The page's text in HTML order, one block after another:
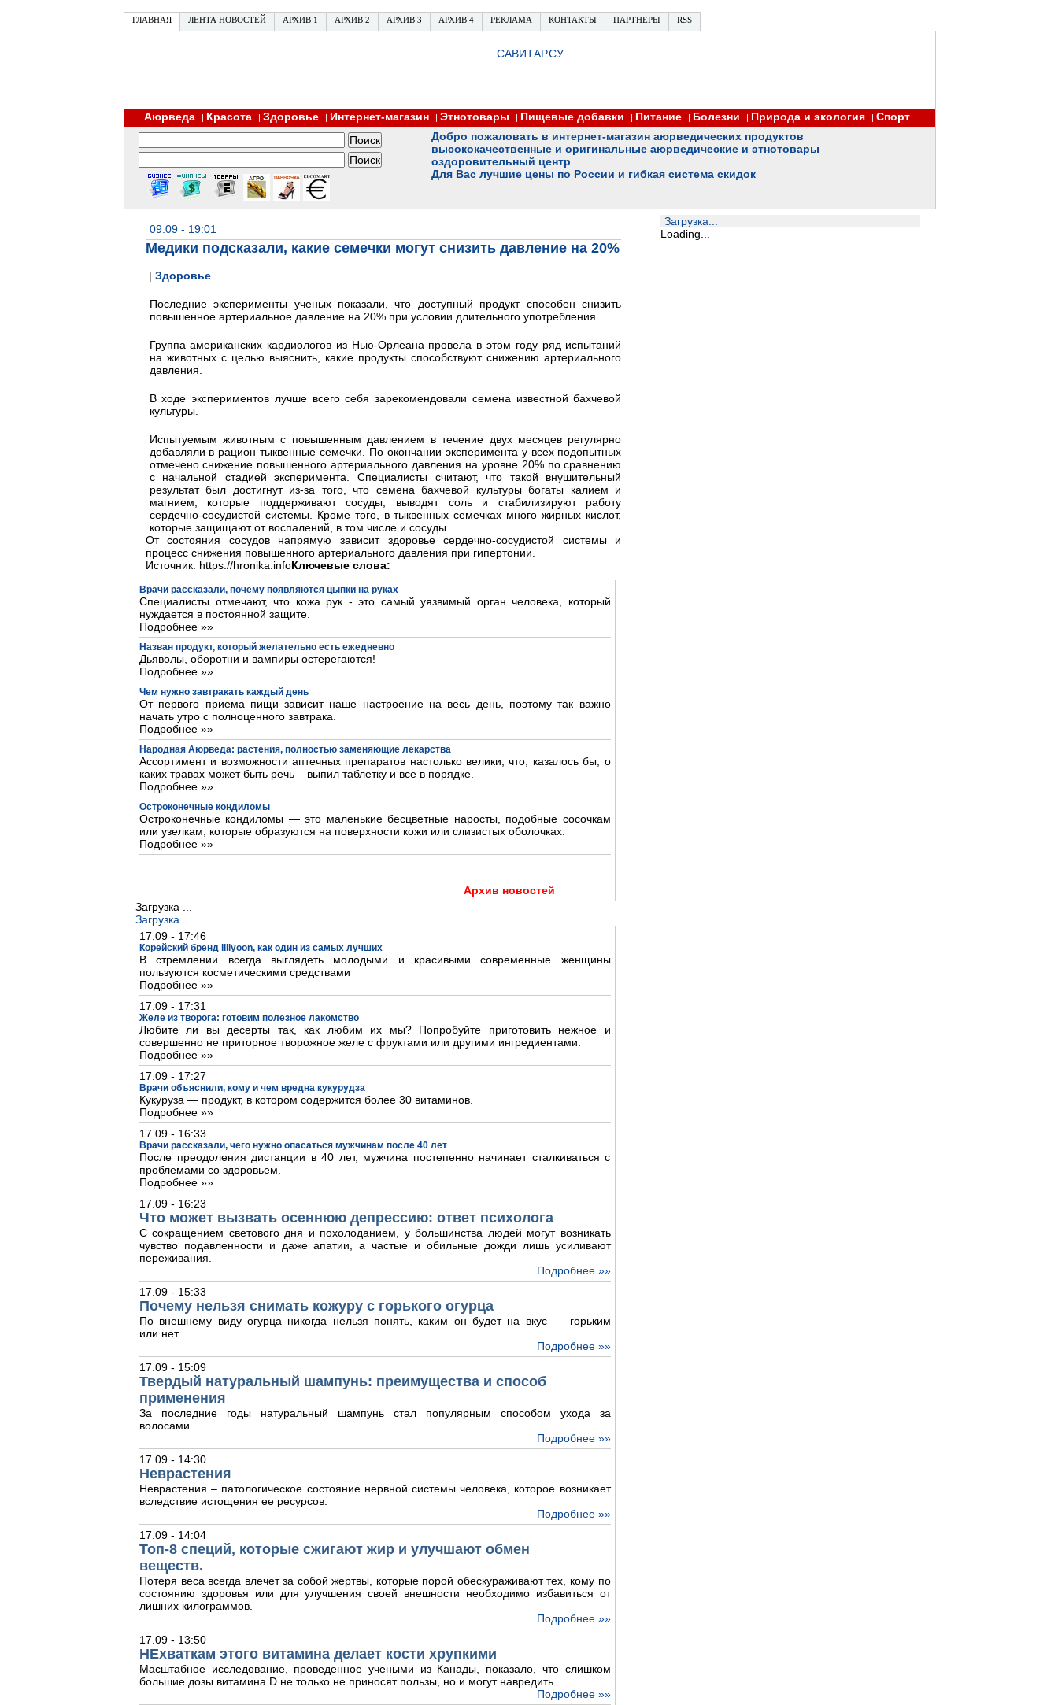
ГЛАВНАЯ ЛЕНТА НОВОСТЕЙ АРХИВ 1 АРХИВ 2 АРХИВ 3 АРХИВ 4 РЕКЛАМА КОНТАКТЫ ПАРТНЕРЫ RSS
САВИТАР.СУ
Аюрведа | Красота | Здоровье | Интернет-магазин | Этнотовары | Пищевые добавки | Питание | Болезни | Природа и экология | Спорт
Добро пожаловать в интернет-магазин аюрведических продуктов
высококачественные и оригинальные аюрведические и этнотовары
оздоровительный центр
Для Вас лучшие цены по России и гибкая система скидок
09.09 - 19:01
Медики подсказали, какие семечки могут снизить давление на 20%
| Здоровье
Последние эксперименты ученых показали, что доступный продукт способен снизить
повышенное артериальное давление на 20% при условии длительного употребления.
Группа американских кардиологов из Нью-Орлеана провела в этом году ряд испытаний
на животных с целью выяснить, какие продукты способствуют снижению артериального
давления.
В ходе экспериментов лучше всего себя зарекомендовали семена известной бахчевой
культуры.
Испытуемым животным с повышенным давлением в течение двух месяцев регулярно
добавляли в рацион тыквенные семечки. По окончании эксперимента у всех подопытных
отмечено снижение повышенного артериального давления на уровне 20% по сравнению
с начальной стадией эксперимента. Специалисты считают, что такой внушительный
результат был достигнут из-за того, что семена бахчевой культуры богаты калием и
магнием, которые поддерживают сосуды, выводят соль и стабилизируют работу
сердечно-сосудистой системы. Кроме того, в тыквенных семечках много жирных кислот,
которые защищают от воспалений, в том числе и сосуды.
От состояния сосудов напрямую зависит здоровье сердечно-сосудистой системы и
процесс снижения повышенного артериального давления при гипертонии.
Источник: https://hronika.infoКлючевые слова:
Врачи рассказали, почему появляются цыпки на руках
Специалисты отмечают, что кожа рук - это самый уязвимый орган человека, который
нуждается в постоянной защите.
Подробнее »»
Назван продукт, который желательно есть ежедневно
Дьяволы, оборотни и вампиры остерегаются!
Подробнее »»
Чем нужно завтракать каждый день
От первого приема пищи зависит наше настроение на весь день, поэтому так важно
начать утро с полноценного завтрака.
Подробнее »»
Народная Аюрведа: растения, полностью заменяющие лекарства
Ассортимент и возможности аптечных препаратов настолько велики, что, казалось бы, о
каких травах может быть речь – выпил таблетку и все в порядке.
Подробнее »»
Остроконечные кондиломы
Остроконечные кондиломы — это маленькие бесцветные наросты, подобные сосочкам
или узелкам, которые образуются на поверхности кожи или слизистых оболочках.
Подробнее »»
Архив новостей
Загрузка ...
Загрузка...
17.09 - 17:46
Корейский бренд illiyoon, как один из самых лучших
В стремлении всегда выглядеть молодыми и красивыми современные женщины
пользуются косметическими средствами
Подробнее »»
17.09 - 17:31
Желе из творога: готовим полезное лакомство
Любите ли вы десерты так, как любим их мы? Попробуйте приготовить нежное и
совершенно не приторное творожное желе с фруктами или другими ингредиентами.
Подробнее »»
17.09 - 17:27
Врачи объяснили, кому и чем вредна кукурудза
Кукуруза — продукт, в котором содержится более 30 витаминов.
Подробнее »»
17.09 - 16:33
Врачи рассказали, чего нужно опасаться мужчинам после 40 лет
После преодоления дистанции в 40 лет, мужчина постепенно начинает сталкиваться с
проблемами со здоровьем.
Подробнее »»
17.09 - 16:23
Что может вызвать осеннюю депрессию: ответ психолога
С сокращением светового дня и похолоданием, у большинства людей могут возникать
чувство подавленности и даже апатии, а частые и обильные дожди лишь усиливают
переживания.
Подробнее »»
17.09 - 15:33
Почему нельзя снимать кожуру с горького огурца
По внешнему виду огурца никогда нельзя понять, каким он будет на вкус — горьким
или нет.
Подробнее »»
17.09 - 15:09
Твердый натуральный шампунь: преимущества и способ
применения
За последние годы натуральный шампунь стал популярным способом ухода за
волосами.
Подробнее »»
17.09 - 14:30
Неврастения
Неврастения – патологическое состояние нервной системы человека, которое возникает
вследствие истощения ее ресурсов.
Подробнее »»
17.09 - 14:04
Топ-8 специй, которые сжигают жир и улучшают обмен
веществ.
Потеря веса всегда влечет за собой жертвы, которые порой обескураживают тех, кому по
состоянию здоровья или для улучшения своей внешности необходимо избавиться от
лишних килограммов.
Подробнее »»
17.09 - 13:50
НЕхваткам этого витамина делает кости хрупкими
Масштабное исследование, проведенное учеными из Канады, показало, что слишком
большие дозы витамина D не только не приносят пользы, но и могут навредить.
Подробнее »»
Загрузка...
Loading...